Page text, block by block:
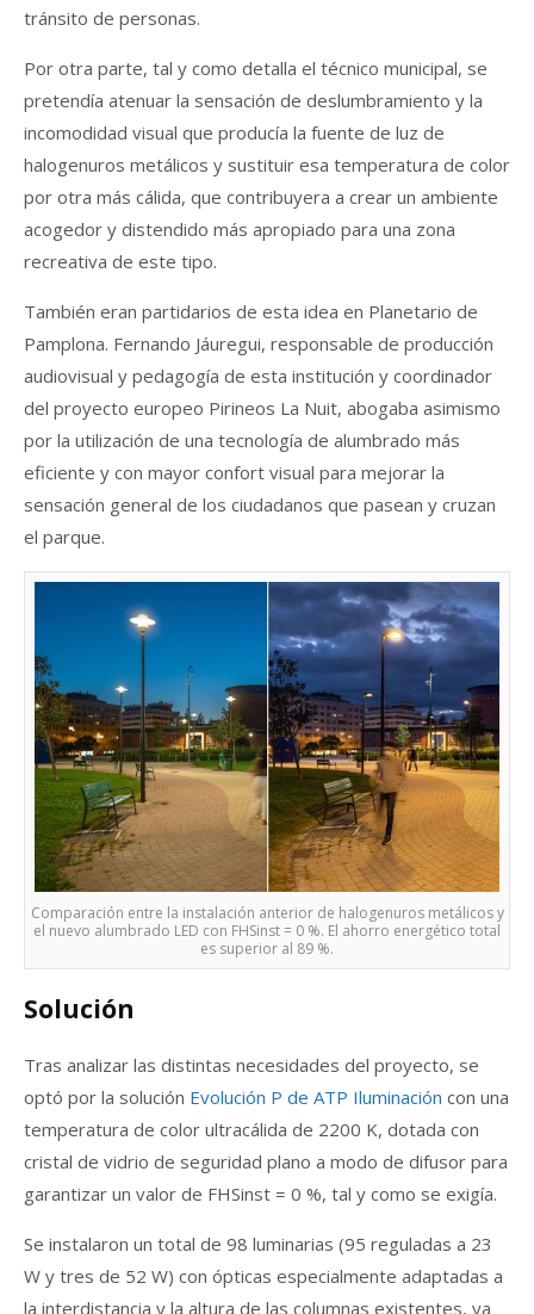
tránsito de personas.
Por otra parte, tal y como detalla el técnico municipal, se
pretendía atenuar la sensación de deslumbramiento y la
incomodidad visual que producía la fuente de luz de
halogenuros metálicos y sustituir esa temperatura de color
por otra más cálida, que contribuyera a crear un ambiente
acogedor y distendido más apropiado para una zona
recreativa de este tipo.
También eran partidarios de esta idea en Planetario de
Pamplona. Fernando Jáuregui, responsable de producción
audiovisual y pedagogía de esta institución y coordinador
del proyecto europeo Pirineos La Nuit, abogaba asimismo
por la utilización de una tecnología de alumbrado más
eficiente y con mayor confort visual para mejorar la
sensación general de los ciudadanos que pasean y cruzan
el parque.
Comparación entre la instalación anterior de halogenuros metálicos y
el nuevo alumbrado LED con FHSinst = 0 %. El ahorro energético total
es superior al 89 %.
Solución
Tras analizar las distintas necesidades del proyecto, se
optó por la solución Evolución P de ATP Iluminación con una
temperatura de color ultracálida de 2200 K, dotada con
cristal de vidrio de seguridad plano a modo de difusor para
garantizar un valor de FHSinst = 0 %, tal y como se exigía.
Se instalaron un total de 98 luminarias (95 reguladas a 23
W y tres de 52 W) con ópticas especialmente adaptadas a
la interdistancia y la altura de las columnas existentes, ya